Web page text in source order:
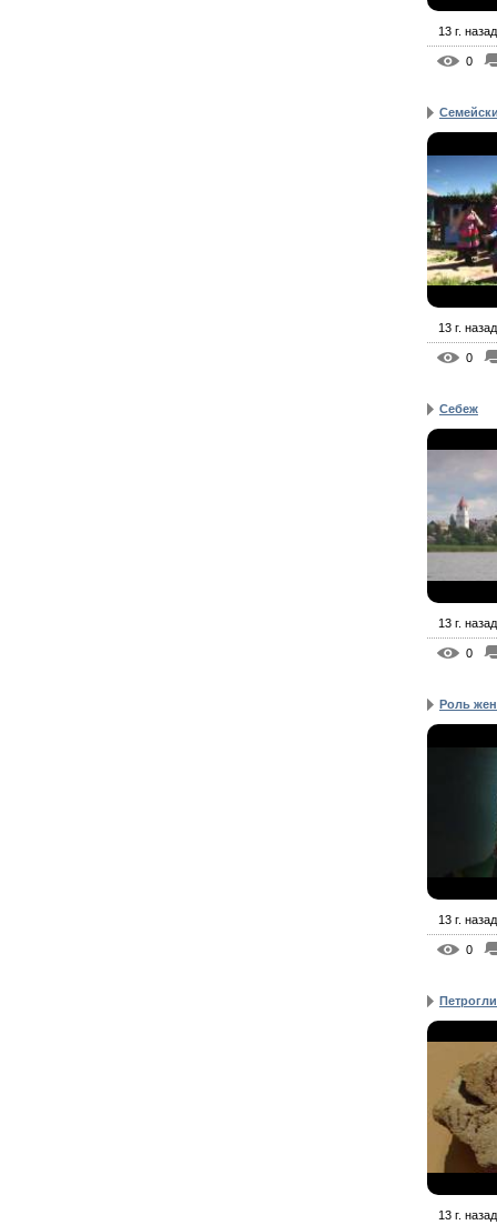
13 г. назад
0
13 г. назад
0
Себеж
13 г. назад
0
Роль
13 г. назад
0
13 г. назад